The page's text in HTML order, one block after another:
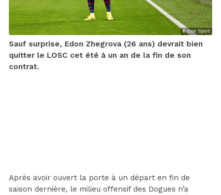
© Icon Sport
Sauf surprise, Edon Zhegrova (26 ans) devrait bien
quitter le LOSC cet été à un an de la fin de son
contrat.
Après avoir ouvert la porte à un départ en fin de
saison dernière, le milieu offensif des Dogues n’a